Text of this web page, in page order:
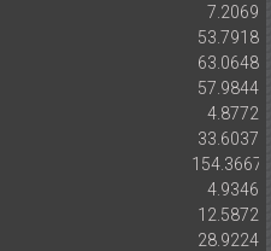
7.2069
53.7918
63.0648
57.9844
4.8772
33.6037
154.3667
4.9346
12.5872
28.9224